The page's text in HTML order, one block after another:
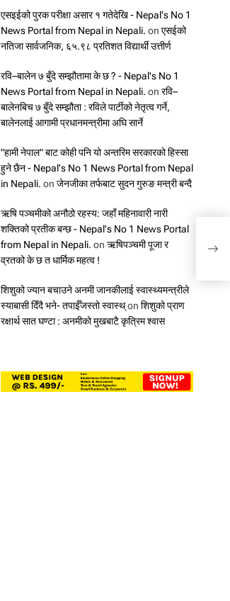
एसइईको पुरक परीक्षा असार १ गतेदेखि - Nepal's No 1
News Portal from Nepal in Nepali. on एसईको
नतिजा सार्वजनिक, ६५.९८ प्रतिशत विद्यार्थी उत्तीर्ण
रवि–बालेन ७ बुँदे सम्झौतामा के छ ? - Nepal's No 1
News Portal from Nepal in Nepali. on रवि–
बालेनबिच ७ बुँदे सम्झौता : रविले पार्टीको नेतृत्व गर्ने,
बालेनलाई आगामी प्रधानमन्त्रीमा अघि सार्ने
"हामी नेपाल" बाट कोही पनि यो अन्तरिम सरकारको हिस्सा
हुने छैन - Nepal's No 1 News Portal from Nepal
in Nepali. on जेनजीका तर्फबाट सुदन गुरुङ मन्त्री बन्दै
ऋषि पञ्चमीको अनौठो रहस्य: जहाँ महिनावारी नारी
शक्तिको प्रतीक बन्छ - Nepal's No 1 News Portal
from Nepal in Nepali. on ऋषिपञ्चमी पूजा र
व्रतको के छ त धार्मिक महत्व !
शिशुको ज्यान बचाउने अनमी जानकीलाई स्वास्थ्यमन्त्रीले
स्याबासी दिँदै भने- तपाईँजस्तो स्वास्थ्on शिशुको प्राण
रक्षार्थ सात घण्टा : अनमीको मुखबाटै कृत्रिम श्वास